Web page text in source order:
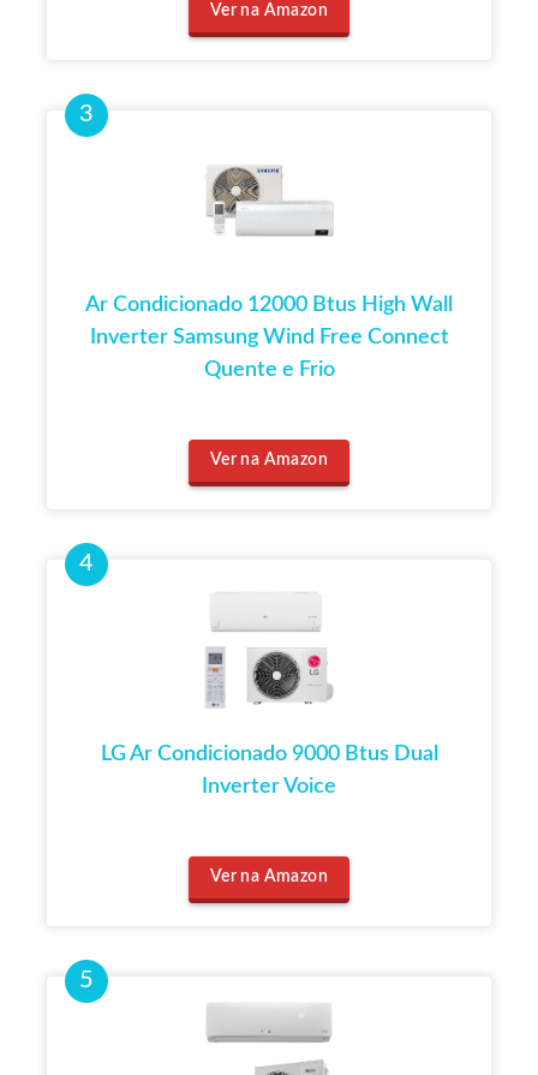
Ver na Amazon
Ar Condicionado 12000 Btus High Wall
Inverter Samsung Wind Free Connect
Quente e Frio
Ver na Amazon
LG Ar Condicionado 9000 Btus Dual
Inverter Voice
Ver na Amazon